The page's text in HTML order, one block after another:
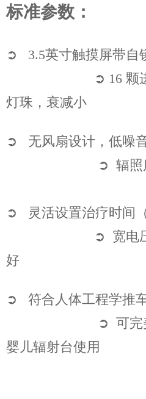
标准参数：
➲
3.5英寸触摸屏带自
➲ 16 颗
灯珠，衰减小
➲ 无风扇设计，低噪
➲ 辐照
➲ 灵活设置治疗时间
➲ 宽电
好
➲ 符合人体工程学推
➲ 可完
婴儿辐射台使用